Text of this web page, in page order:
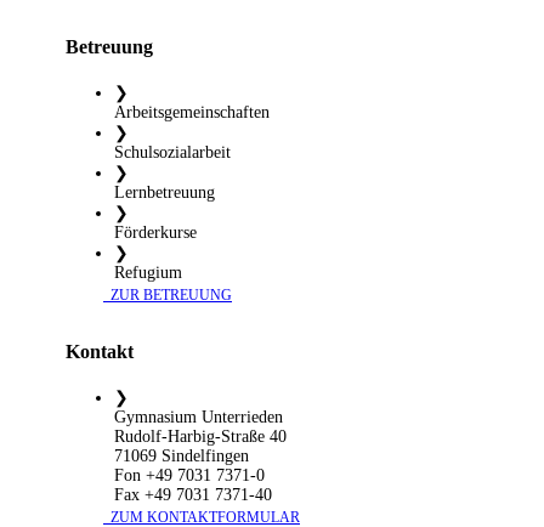
Betreuung
❯
Arbeitsgemeinschaften
❯
Schulsozialarbeit
❯
Lernbetreuung
❯
Förderkurse
❯
Refugium
​ ZUR BETREUUNG
Kontakt
❯
Gymnasium Unterrieden
Rudolf-Harbig-Straße 40
71069 Sindelfingen
Fon +49 7031 7371-0
Fax +49 7031 7371-40
​ ZUM KONTAKTFORMULAR